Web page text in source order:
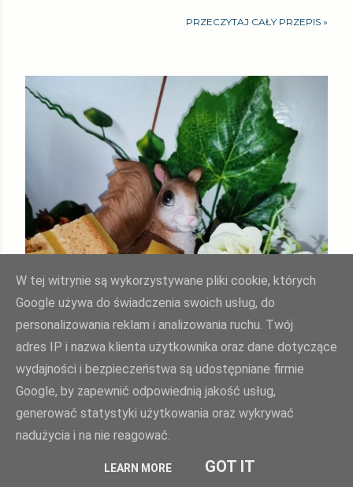
PRZECZYTAJ CAŁY PRZEPIS »
W tej witrynie są wykorzystywane pliki cookie, których
Google używa do świadczenia swoich usług, do
personalizowania reklam i analizowania ruchu. Twój
adres IP i nazwa klienta użytkownika oraz dane dotyczące
wydajności i bezpieczeństwa są udostępniane firmie
Google, by zapewnić odpowiednią jakość usług,
generować statystyki użytkowania oraz wykrywać
nadużycia i na nie reagować.
LEARN MORE GOT IT